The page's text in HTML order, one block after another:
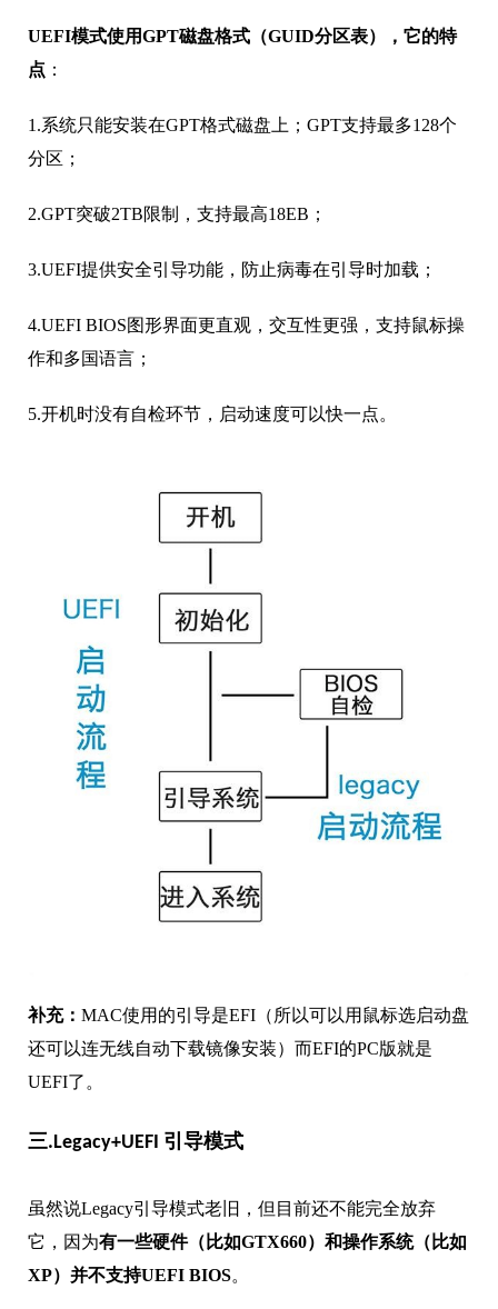
UEFI模式使用GPT磁盘格式（GUID分区表），它的特
点 ：
1.系统只能安装在GPT格式磁盘上；GPT支持最多128个
分区；
2.GPT突破2TB限制，支持最高18EB；
3.UEFI提供安全引导功能，防止病毒在引导时加载；
4.UEFI BIOS图形界面更直观，交互性更强，支持鼠标操
作和多国语言；
5.开机时没有自检环节，启动速度可以快一点。
补充： MAC使用的引导是EFI（所以可以用鼠标选启动盘
还可以连无线自动下载镜像安装）而EFI的PC版就是
UEFI了。
三.Legacy+UEFI 引导模式
虽然说Legacy引导模式老旧，但目前还不能完全放弃
它，因为有一些硬件（比如GTX660）和操作系统（比如
XP）并不支持UEFI BIOS。